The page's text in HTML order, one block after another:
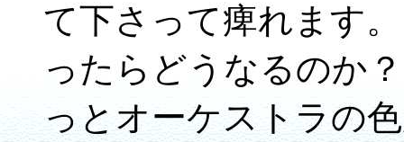
て下さって痺れます
ったらどうなるのか
っとオーケストラの